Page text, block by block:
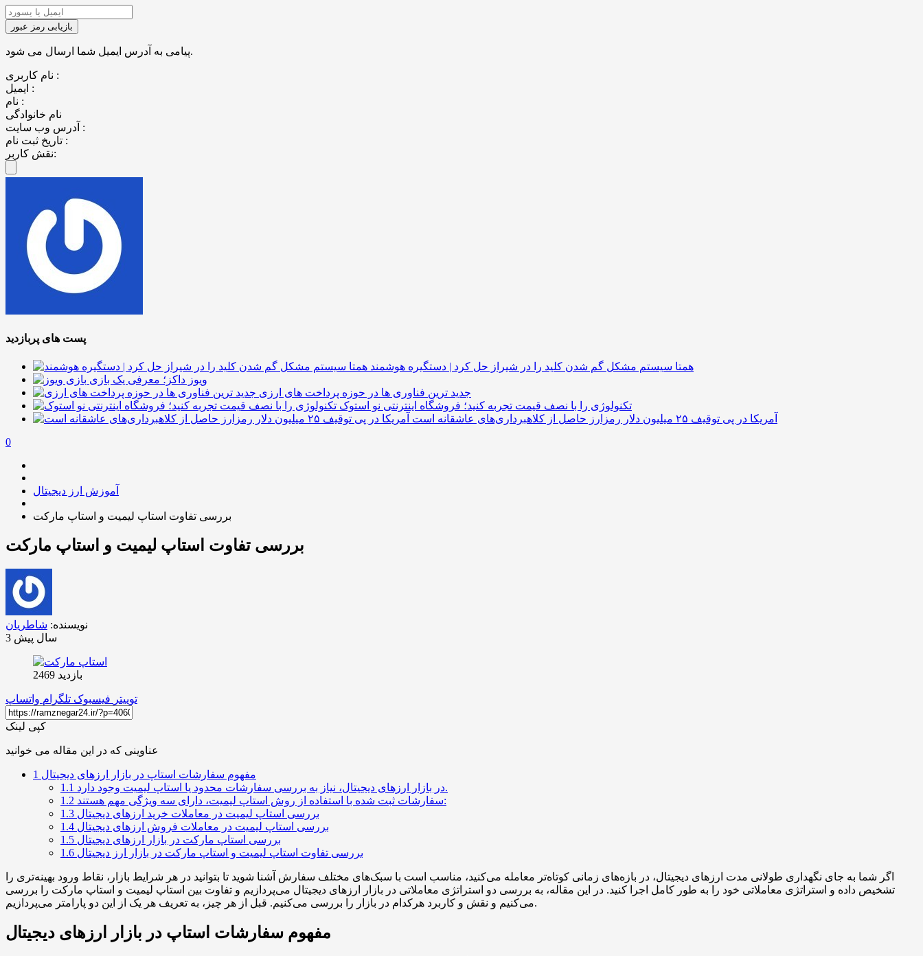
پیامی به آدرس ایمیل شما ارسال می شود.
نام کاربری :
ایمیل :
نام :
نام خانوادگی
آدرس وب سایت :
تاریخ ثبت نام :
نقش کاربر:
پست های پربازدید
همتا سیستم مشکل گم شدن کلید را در شیراز حل کرد | دستگیره هوشمند
ویوز داکز؛ معرفی یک بازی
جدید ترین فناوری ها در حوزه پرداخت های ارزی
تکنولوژی را با نصف قیمت تجربه کنید؛ فروشگاه اینترنتی نو استوک
آمریکا در پی توقیف ۲۵ میلیون دلار رمزارز حاصل از کلاهبرداری‌های عاشقانه است
0
آموزش ارز دیجیتال
بررسی تفاوت استاپ لیمیت و استاپ مارکت
بررسی تفاوت استاپ لیمیت و استاپ مارکت
نویسنده: شاطریان
3 سال پیش
بازدید 2469
توییتر فیسبوک تلگرام واتساپ
کپی لینک
عناوینی که در این مقاله می خوانید
1 مفهوم سفارشات استاپ در بازار ارزهای دیجیتال
1.1
در بازار ارزهای دیجیتال، نیاز به بررسی سفارشات محدود یا استاپ لیمیت وجود دارد.
1.2
سفارشات ثبت شده با استفاده از روش استاپ لیمیت، دارای سه ویژگی مهم هستند:
1.3 بررسی استاپ لیمیت در معاملات خرید ارزهای دیجیتال
1.4 بررسی استاپ لیمیت در معاملات فروش ارزهای دیجیتال
1.5 بررسی استاپ مارکت در بازار ارزهای دیجیتال
1.6 بررسی تفاوت استاپ لیمیت و استاپ مارکت در بازار ارز دیجیتال
اگر شما به جای نگهداری طولانی مدت ارزهای دیجیتال، در بازه‌های زمانی کوتاه‌تر معامله می‌کنید، مناسب است با سبک‌های مختلف سفارش آشنا شوید تا بتوانید در هر شرایط بازار، نقاط ورود بهینه‌تری را
تشخیص داده و استراتژی معاملاتی خود را به طور کامل اجرا کنید. در این مقاله، به بررسی دو استراتژی معاملاتی در بازار ارزهای دیجیتال می‌پردازیم و تفاوت بین استاپ لیمیت و استاپ مارکت را بررسی
می‌کنیم و نقش و کاربرد هرکدام در بازار را بررسی می‌کنیم. قبل از هر چیز، به تعریف هر یک از این دو پارامتر می‌پردازیم.
مفهوم سفارشات استاپ در بازار ارزهای دیجیتال